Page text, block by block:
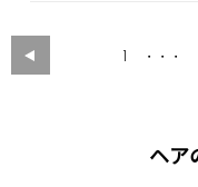
1 ・・・
ヘア